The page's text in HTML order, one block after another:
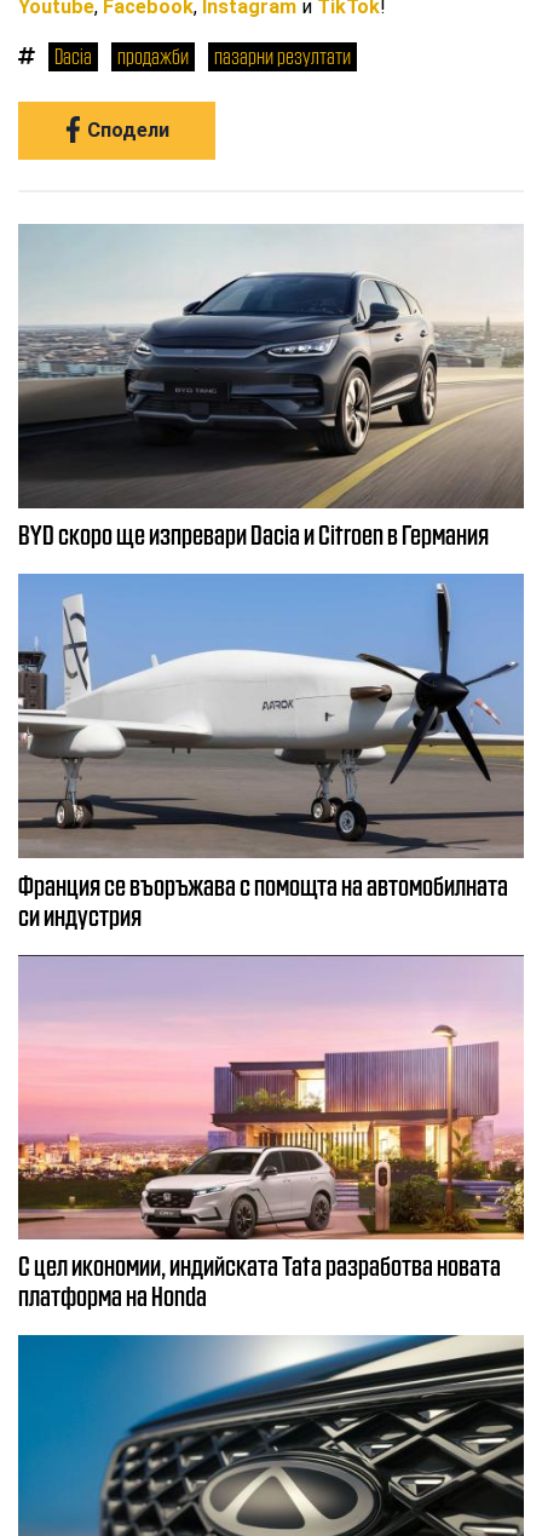
Youtube, Facebook, Instagram и TikTok!
Dacia продажби пазарни резултати
Сподели
BYD скоро ще изпревари Dacia и Citroеn в Германия
Франция се въоръжава с помощта на автомобилната
си индустрия
С цел икономии, индийската Tata разработва новата
платформа на Honda